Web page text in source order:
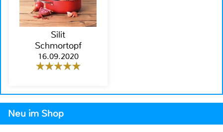
Silit
Schmortopf
16.09.2020
Neu im Shop